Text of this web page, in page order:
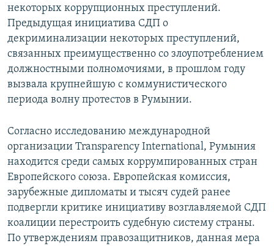
некоторых коррупционных преступлений.
Предыдущая инициатива СДП о
декриминализации некоторых преступлений,
связанных преимущественно со злоупотреблением
должностными полномочиями, в прошлом году
вызвала крупнейшую с коммунистического
периода волну протестов в Румынии.
Согласно исследованию международной
организации Transparency International, Румыния
находится среди самых коррумпированных стран
Европейского союза. Европейская комиссия,
зарубежные дипломаты и тысяч судей ранее
подвергли критике инициативу возглавляемой СДП
коалиции перестроить судебную систему страны.
По утверждениям правозащитников, данная мера